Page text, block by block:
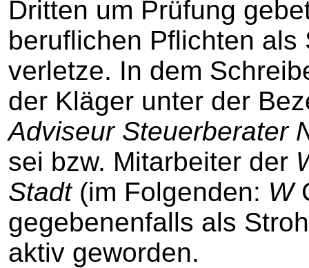
Dritten um Prüfung
beruflichen Pflichten
verletze. In dem
der Kläger unter der
Adviseur Steuerberater
sei bzw. Mitarbeiter der
Stadt(im Folgenden: W
gegebenenfalls als
aktiv geworden.